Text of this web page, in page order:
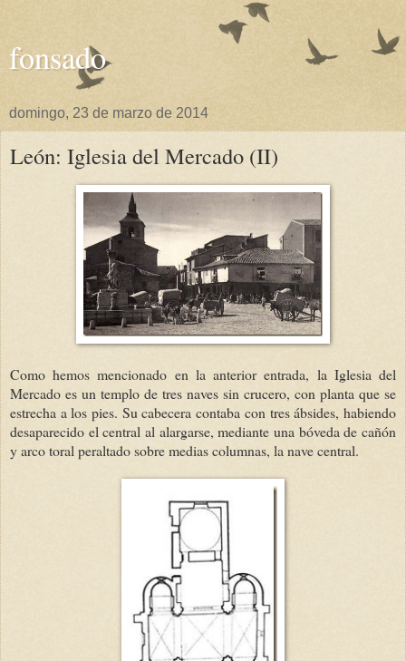
fonsado
domingo, 23 de marzo de 2014
León: Iglesia del Mercado (II)
Como hemos mencionado en la anterior entrada, la Iglesia del
Mercado es un templo de tres naves sin crucero, con planta que se
estrecha a los pies. Su cabecera contaba con tres ábsides, habiendo
desaparecido el central al alargarse, mediante una bóveda de cañón
y arco toral peraltado sobre medias columnas, la nave central.